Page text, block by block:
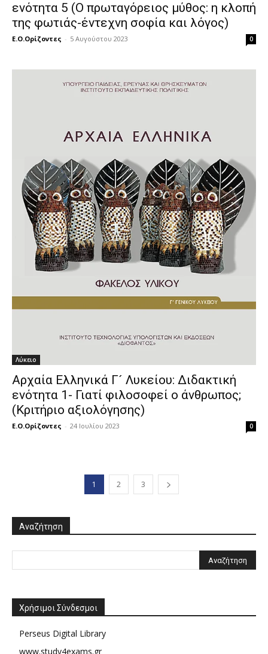
ενότητα 5 (Ο πρωταγόρειος μύθος: η κλοπή
της φωτιάς-έντεχνη σοφία και λόγος)
Ε.Ο.Ορίζοντες - 5 Αυγούστου 2023 0
Λύκειο
Αρχαία Ελληνικά Γ´ Λυκείου: Διδακτική
ενότητα 1- Γιατί φιλοσοφεί ο άνθρωπος;
(Κριτήριο αξιολόγησης)
Ε.Ο.Ορίζοντες - 24 Ιουλίου 2023 0
1 2 3
Αναζήτηση
Χρήσιμοι Σύνδεσμοι
Perseus Digital Library
www.study4exams.gr